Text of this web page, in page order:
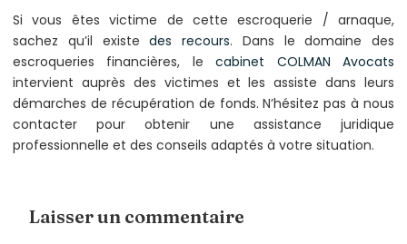
Si vous êtes victime de cette escroquerie / arnaque,
sachez qu’il existedes recours. Dans le domaine des
escroqueries financières, lecabinet COLMAN Avocats
intervient auprès des victimes et les assiste dans leurs
démarches de récupération de fonds. N’hésitez pas à nous
contacter pour obtenir une assistance juridique
professionnelle et des conseils adaptés à votre situation.
Laisser un commentaire